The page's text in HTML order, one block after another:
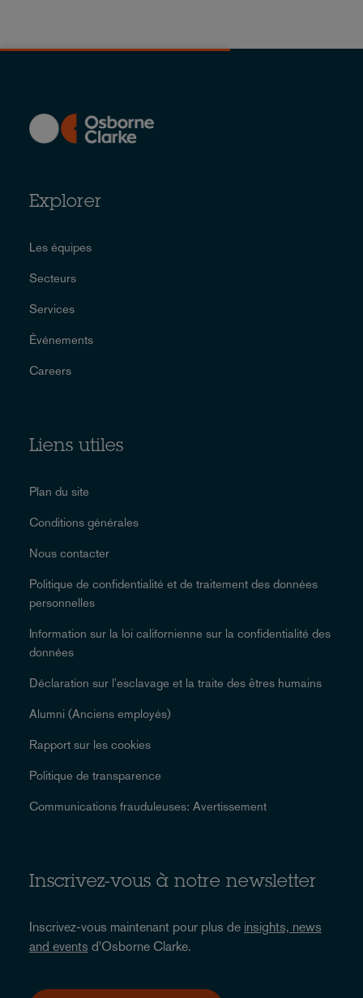
Explorer
Les équipes
Secteurs
Services
Événements
Careers
Liens utiles
Plan du site
Conditions générales
Nous contacter
Politique de confidentialité et de traitement des données
personnelles
Information sur la loi californienne sur la confidentialité des
données
Déclaration sur l'esclavage et la traite des êtres humains
Alumni (Anciens employés)
Rapport sur les cookies
Politique de transparence
Communications frauduleuses: Avertissement
Inscrivez-vous à notre newsletter
Inscrivez-vous maintenant pour plus de insights, news
and events d'Osborne Clarke.